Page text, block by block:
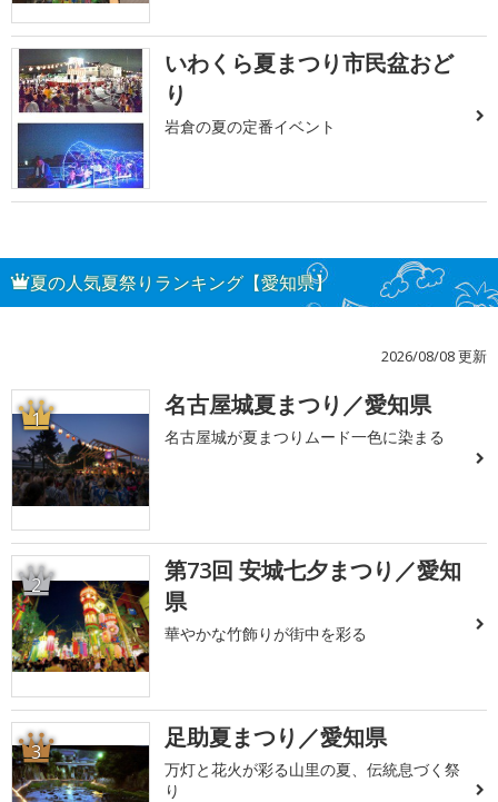
いわくら夏まつり市民盆おど
り
岩倉の夏の定番イベント
夏の人気夏祭りランキング【愛知県】
2026/08/08 更新
1 名古屋城夏まつり／愛知県
名古屋城が夏まつりムード一色に染まる
2
第73回 安城七夕まつり／愛知
県
華やかな竹飾りが街中を彩る
3 足助夏まつり／愛知県
万灯と花火が彩る山里の夏、伝統息づく祭
り